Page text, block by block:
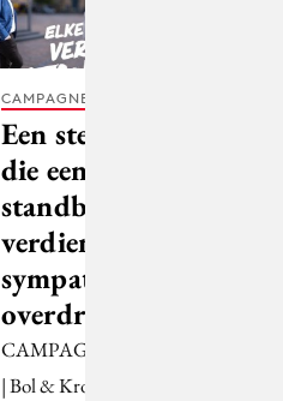
CAMPAGNES
Een stemmer
die een
standbeeld
verdient:
sympathiek of
overdreven?
CAMPAGNEPRAAT
| Bol & Krouwel vinden